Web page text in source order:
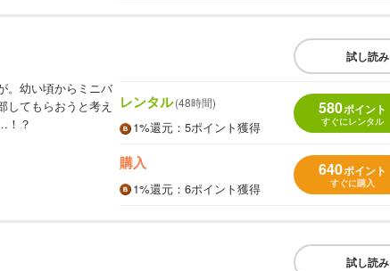
。幼い頃からミニバ
してもらおうと考え
！？
試し読み
レンタル(48時間)
1%還元 ：5ポイント獲得
580ポイント
すぐにレンタル
購入
1%還元 ：6ポイント獲得
640ポイント
すぐに購入
試し読み